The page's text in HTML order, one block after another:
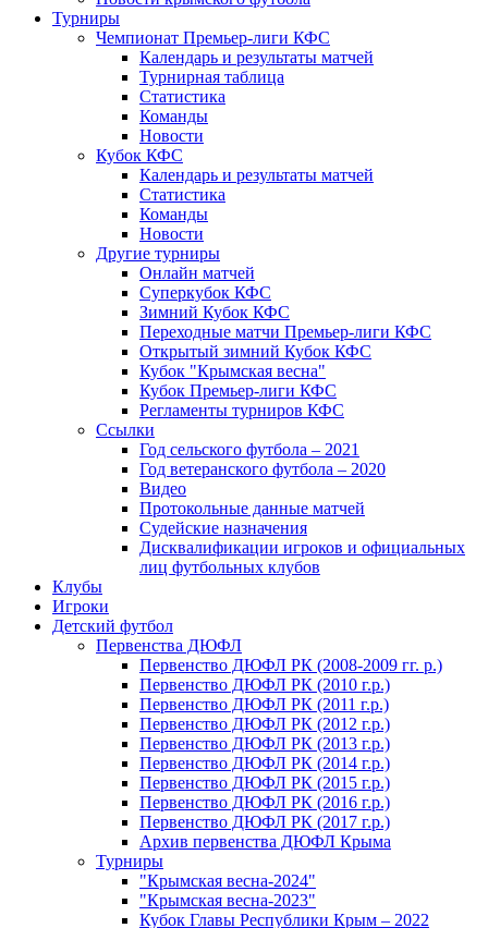
Турниры
Чемпионат Премьер-лиги КФС
Календарь и результаты матчей
Турнирная таблица
Статистика
Команды
Новости
Кубок КФС
Календарь и результаты матчей
Статистика
Команды
Новости
Другие турниры
Онлайн матчей
Суперкубок КФС
Зимний Кубок КФС
Переходные матчи Премьер-лиги КФС
Открытый зимний Кубок КФС
Кубок "Крымская весна"
Кубок Премьер-лиги КФС
Регламенты турниров КФС
Ссылки
Год сельского футбола – 2021
Год ветеранского футбола – 2020
Видео
Протокольные данные матчей
Судейские назначения
Дисквалификации игроков и официальных
лиц футбольных клубов
Клубы
Игроки
Детский футбол
Первенства ДЮФЛ
Первенство ДЮФЛ РК (2008-2009 гг. р.)
Первенство ДЮФЛ РК (2010 г.р.)
Первенство ДЮФЛ РК (2011 г.р.)
Первенство ДЮФЛ РК (2012 г.р.)
Первенство ДЮФЛ РК (2013 г.р.)
Первенство ДЮФЛ РК (2014 г.р.)
Первенство ДЮФЛ РК (2015 г.р.)
Первенство ДЮФЛ РК (2016 г.р.)
Первенство ДЮФЛ РК (2017 г.р.)
Архив первенства ДЮФЛ Крыма
Турниры
"Крымская весна-2024"
"Крымская весна-2023"
Кубок Главы Республики Крым – 2022